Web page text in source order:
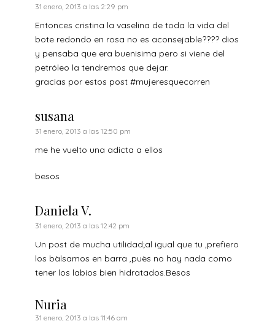
31 enero, 2013 a las 2:29 pm
Entonces cristina la vaselina de toda la vida del
bote redondo en rosa no es aconsejable???? dios
y pensaba que era buenisima pero si viene del
petróleo la tendremos que dejar.
gracias por estos post #mujeresquecorren
susana
31 enero, 2013 a las 12:50 pm
me he vuelto una adicta a ellos
besos
Daniela V.
31 enero, 2013 a las 12:42 pm
Un post de mucha utilidad;al igual que tu ,prefiero
los bàlsamos en barra ,puès no hay nada como
tener los labios bien hidratados.Besos
Nuria
31 enero, 2013 a las 11:46 am